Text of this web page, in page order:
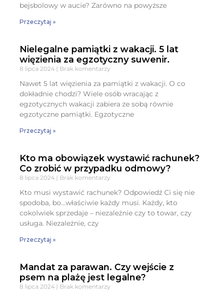
bejsbolowy w aucie? Zarówno na powyższe
Przeczytaj »
Nielegalne pamiątki z wakacji. 5 lat
więzienia za egzotyczny suwenir.
8 lipca 2024 Brak komentarzy
Nawet 5 lat więzienia za pamiątki z wakacji. O co
dokładnie chodzi? Wiele osób wracając z
egzotycznych wakacji zabiera ze sobą równie
egzotyczne pamiątki. Egzotyczne
Przeczytaj »
Kto ma obowiązek wystawić rachunek?
Co zrobić w przypadku odmowy?
8 lipca 2024 Brak komentarzy
Kto musi wystawić rachunek? Odpowiedź Ci się nie
spodoba, bo…właściwie każdy musi. Każdy, kto
cokolwiek sprzedaje – niezależnie czy to towar, czy
usługa. Niezależnie, czy
Przeczytaj »
Mandat za parawan. Czy wejście z
psem na plażę jest legalne?
8 lipca 2024 Brak komentarzy